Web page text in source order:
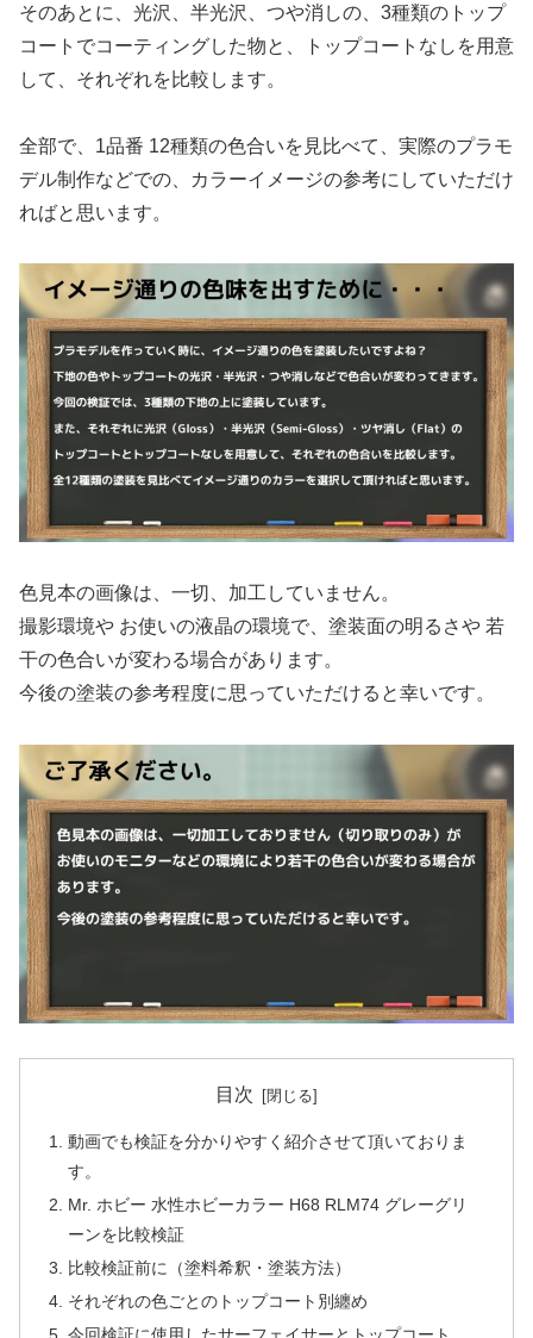
そのあとに、光沢、半光沢、つや消しの、3種類のトップ
コートでコーティングした物と、トップコートなしを用意
して、それぞれを比較します。
全部で、1品番 12種類の色合いを見比べて、実際のプラモ
デル制作などでの、カラーイメージの参考にしていただけ
ればと思います。
色見本の画像は、一切、加工していません。
撮影環境や お使いの液晶の環境で、塗装面の明るさや 若
干の色合いが変わる場合があります。
今後の塗装の参考程度に思っていただけると幸いです。
目次
動画でも検証を分かりやすく紹介させて頂いておりま
す。
Mr. ホビー 水性ホビーカラー H68 RLM74 グレーグリ
ーンを比較検証
比較検証前に（塗料希釈・塗装方法）
それぞれの色ごとのトップコート別纏め
今回検証に使用したサーフェイサーとトップコート